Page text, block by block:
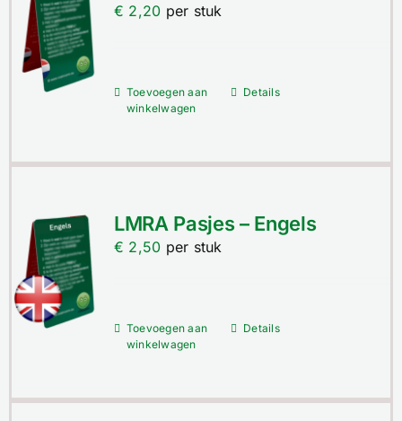
Contact
Winkelwagen
€ 2,20 per stuk
Toevoegen aan
winkelwagen
Details
LMRA Pasjes – Engels
€ 2,50 per stuk
Toevoegen aan
winkelwagen
Details